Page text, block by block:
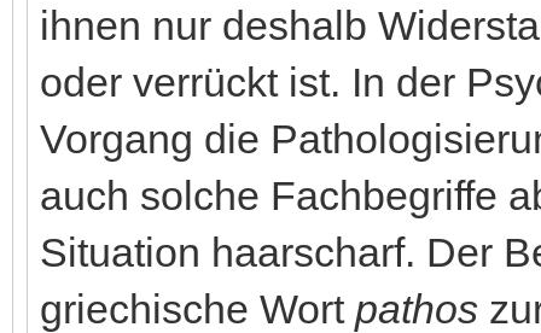
ihnen nur deshalb
oder verrückt ist. In der
Vorgang die
auch solche Fachbegriffe
Situation haarscharf. Der
griechische Wort pathos